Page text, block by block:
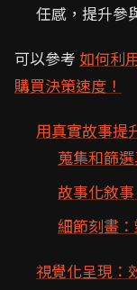
任感，提升參
可以參考 如何利
購買決策速度！
用真實故事提
蒐集和篩
故事化敘
細節刻畫
視覺化呈現：